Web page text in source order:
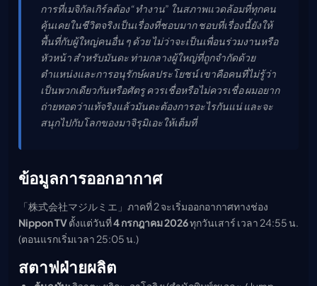
การที่เมจิกัลเกิร์ลต้อง “ทำงาน” ในสภาพแวดล้อมที่ทุกคน
คุ้นเคยในชีวิตจริงเป็นเรื่องที่ชอบมาก ชอบที่เรื่องนี้ยังให้
พื้นที่กับผู้ใหญ่คนอื่น ๆ ด้วย ไม่ว่าจะเป็นเพื่อนร่วมงานหรือ
หัวหน้า สำหรับมันดะ ท่ามกลางผู้ใหญ่ที่ถูกจำกัดด้วย
ตำแหน่งและการอนุรักษ์ผลประโยชน์ เขาคือคนที่ไม่รู้ว่า
เป็นพวกเดียวกันหรือศัตรู ควรเชื่อหรือไม่ควรเชื่อ ผมอยาก
ถ่ายทอดว่าแท้จริงแล้วมันดะต้องการอะไรกันแน่ และจะ
สนุกไปกับโลกของมาจิรุมิเอะให้เต็มที่
ข้อมูลการออกอากาศ
「株式会社マジルミエ」ภาคที่ 2 จะเริ่มออกอากาศทางช่อง
Nippon TVตั้งแต่วันที่4 กรกฎาคม 2026ทุกวันเสาร์ เวลา 24:55 น.
(ตอนแรกเริ่มเวลา 25:05 น.)
สตาฟฝ่ายผลิต